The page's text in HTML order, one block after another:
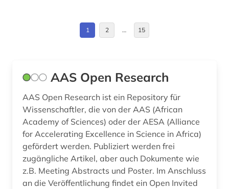
bedrohte tiere (2)
bergbau (1)
beschaffung (1)
beschränkung (1)
bestimmung (1)
bestimmungsbuch (1)
1 2 … 15
AAS Open Research
AAS Open Research ist ein Repository für
Wissenschaftler, die von der AAS (African
Academy of Sciences) oder der AESA (Alliance
for Accelerating Excellence in Science in Africa)
gefördert werden. Publiziert werden frei
zugängliche Artikel, aber auch Dokumente wie
z.B. Meeting Abstracts und Poster. Im Anschluss
an die Veröffentlichung findet ein Open Invited